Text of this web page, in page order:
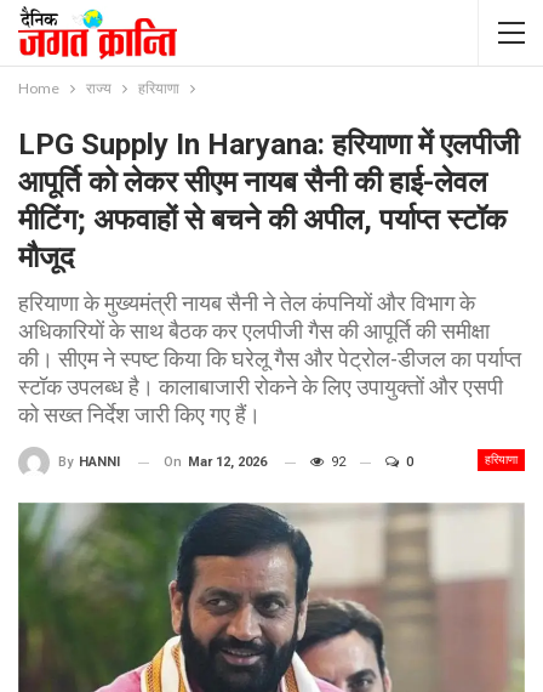
Home राज्य हरियाणा
LPG Supply In Haryana: हरियाणा में एलपीजी
आपूर्ति को लेकर सीएम नायब सैनी की हाई-लेवल
मीटिंग; अफवाहों से बचने की अपील, पर्याप्त स्टॉक
मौजूद
हरियाणा के मुख्यमंत्री नायब सैनी ने तेल कंपनियों और विभाग के
अधिकारियों के साथ बैठक कर एलपीजी गैस की आपूर्ति की समीक्षा
की। सीएम ने स्पष्ट किया कि घरेलू गैस और पेट्रोल-डीजल का पर्याप्त
स्टॉक उपलब्ध है। कालाबाजारी रोकने के लिए उपायुक्तों और एसपी
को सख्त निर्देश जारी किए गए हैं।
हरियाणा
By HANNI On Mar 12, 2026 92 0